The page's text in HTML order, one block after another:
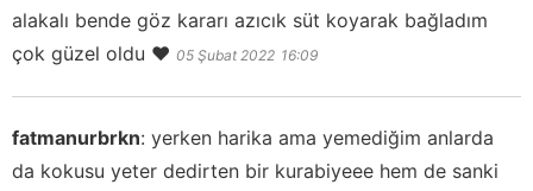
alakalı bende göz kararı azıcık süt koyarak bağladım
çok güzel oldu ❤️ 05 Şubat 2022 16:09
fatmanurbrkn: yerken harika ama yemediğim anlarda
da kokusu yeter dedirten bir kurabiyeee hem de sanki